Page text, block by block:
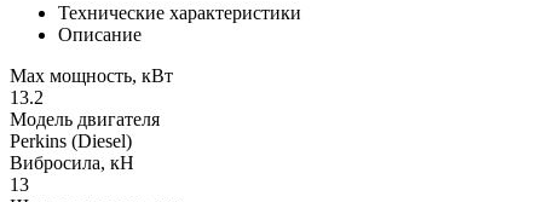
Технические характеристики
Описание
Max мощность, кВт
13.2
Модель двигателя
Perkins (Diesel)
Вибросила, кН
13